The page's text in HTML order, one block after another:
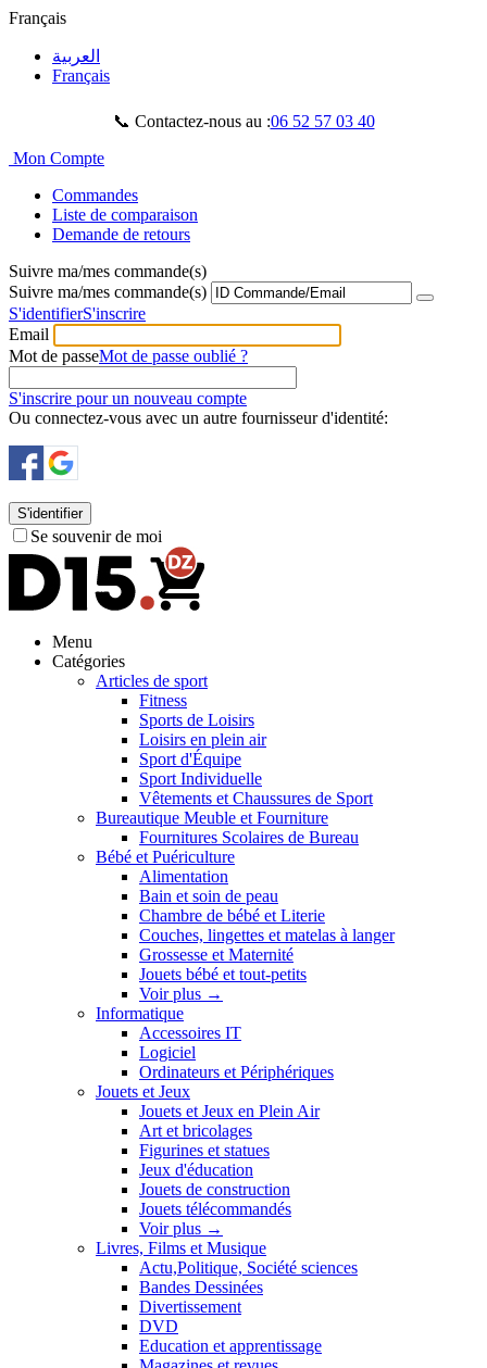
Français
العربية
Français
📞 Contactez-nous au :06 52 57 03 40
Mon Compte
Commandes
Liste de comparaison
Demande de retours
Suivre ma/mes commande(s)
Suivre ma/mes commande(s)
S'identifierS'inscrire
Email
Mot de passeMot de passe oublié ?
S'inscrire pour un nouveau compte
Ou connectez-vous avec un autre fournisseur d'identité:
S'identifier
Se souvenir de moi
Menu
Catégories
Articles de sport
Fitness
Sports de Loisirs
Loisirs en plein air
Sport d'Équipe
Sport Individuelle
Vêtements et Chaussures de Sport
Bureautique Meuble et Fourniture
Fournitures Scolaires de Bureau
Bébé et Puériculture
Alimentation
Bain et soin de peau
Chambre de bébé et Literie
Couches, lingettes et matelas à langer
Grossesse et Maternité
Jouets bébé et tout-petits
Voir plus →
Informatique
Accessoires IT
Logiciel
Ordinateurs et Périphériques
Jouets et Jeux
Jouets et Jeux en Plein Air
Art et bricolages
Figurines et statues
Jeux d'éducation
Jouets de construction
Jouets télécommandés
Voir plus →
Livres, Films et Musique
Actu,Politique, Société sciences
Bandes Dessinées
Divertissement
DVD
Education et apprentissage